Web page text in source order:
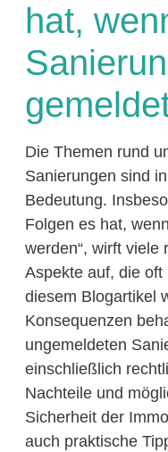
hat,
Die Themen rund
Sanierungen sind
Bedeutung.
Folgen es hat,
werden“, wirft viele
Aspekte auf, die
diesem Blogartikel
Konsequenzen
ungemeldeten
einschließlich
Nachteile und
Sicherheit der
auch praktische